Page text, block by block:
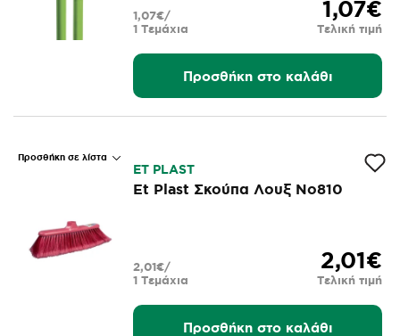
1,07€
Τελική τιμή
1 Τεμάχια
1,07€/
Προσθήκη στο καλάθι
Προσθήκη σε λίστα
ΕΤ PLAST
Et Plast Σκούπα Λουξ Νο810
2,01€
Τελική τιμή
1 Τεμάχια
2,01€/
Προσθήκη στο καλάθι